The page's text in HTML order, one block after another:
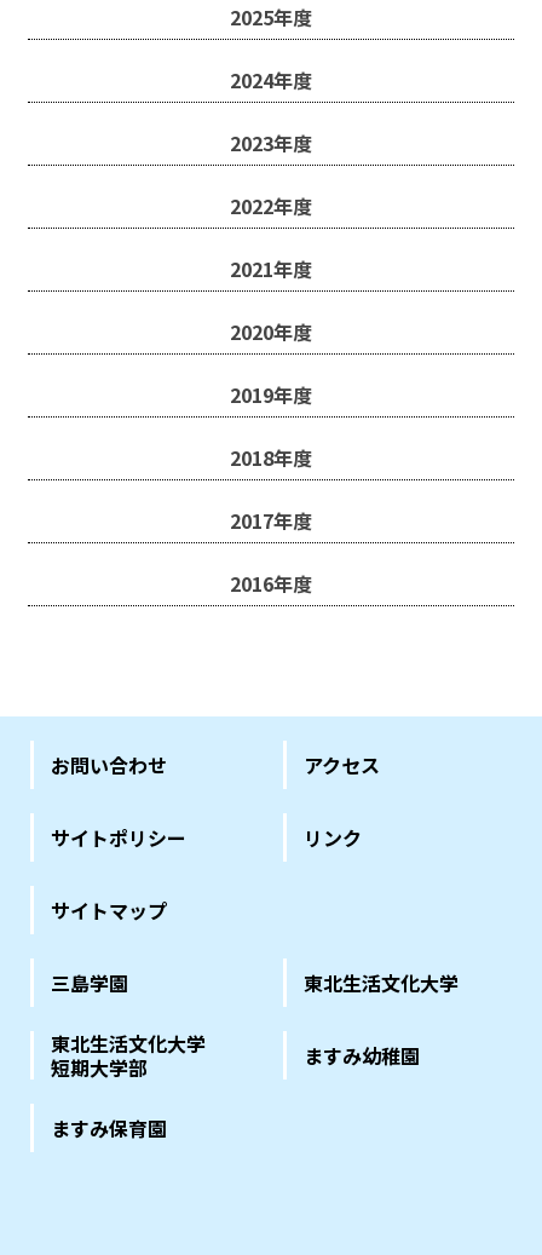
2025年度
2024年度
2023年度
2022年度
2021年度
2020年度
2019年度
2018年度
2017年度
2016年度
お問い合わせ アクセス
サイトポリシー リンク
サイトマップ
三島学園 東北生活文化大学
東北生活文化大学
短期大学部
ますみ幼稚園
ますみ保育園